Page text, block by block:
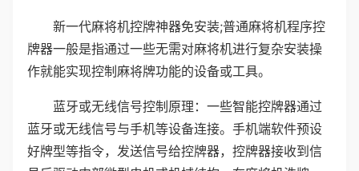
新一代麻将机控牌神器免安装;普通麻将机程序控
牌器一般是指通过一些无需对麻将机进行复杂安装操
作就能实现控制麻将牌功能的设备或工具。
蓝牙或无线信号控制原理：一些智能控牌器通过
蓝牙或无线信号与手机等设备连接。手机端软件预设
好牌型等指令，发送信号给控牌器，控牌器接收到信